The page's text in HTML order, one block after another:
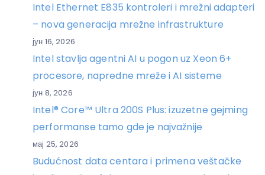
Intel Ethernet E835 kontroleri i mrežni adapteri
– nova generacija mrežne infrastrukture
јун 16, 2026
Intel stavlja agentni AI u pogon uz Xeon 6+
procesore, napredne mreže i AI sisteme
јун 8, 2026
Intel® Core™ Ultra 200S Plus: izuzetne gejming
performanse tamo gde je najvažnije
мај 25, 2026
Budućnost data centara i primena veštačke